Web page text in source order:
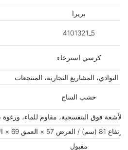
بريرا
4101321_5
كرسي استرخاء
النوادي، المشاريع التجارية، المنتجعات
خشب الساج
فوق البنفسجية، مقاوم للماء،
مقبول